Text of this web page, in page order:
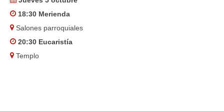
18:30 Merienda
Salones parroquiales
20:30 Eucaristía
Templo